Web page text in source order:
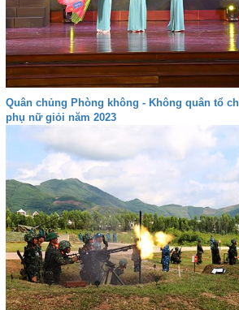
Quân chủng Phòng không - Không quân tổ
phụ nữ giỏi năm 2023